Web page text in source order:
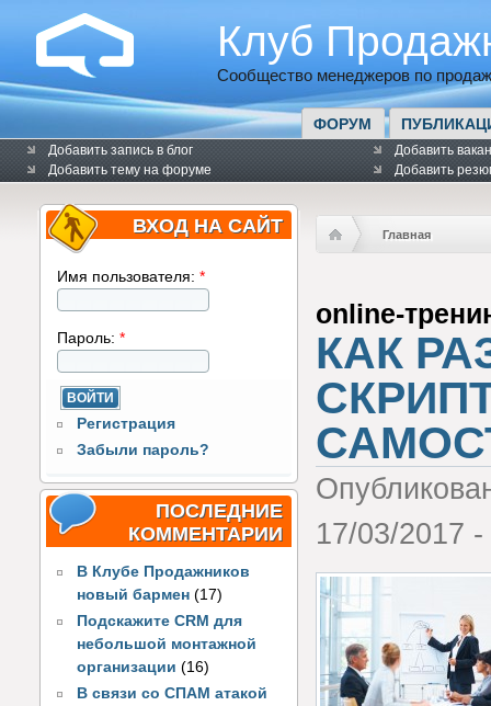
Клуб
Сообщество менеджеров по
ФОРУМ
Добавить запись в блог
Добавить тему на форуме
Добавить
Добавить
ВХОД НА САЙТ
Имя пользователя: *
Пароль: *
Регистрация
Забыли пароль?
ПОСЛЕДНИЕ
КОММЕНТАРИИ
В Клубе Продажников
новый бармен (17)
Подскажите CRM для
небольшой монтажной
организации (16)
В связи со СПАМ атакой
Главная
online-
КАК
17/03/2017